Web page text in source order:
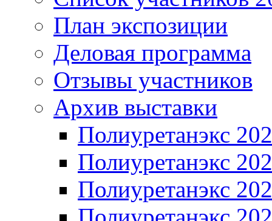
План экспозиции
Деловая программа
Отзывы участников
Архив выставки
Полиуретанэкс
Полиуретанэкс
Полиуретанэкс